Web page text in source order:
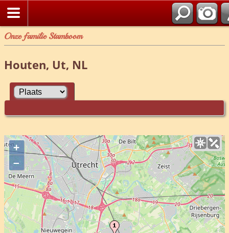
Onze familie Stamboom
Houten, Ut, NL
+
–